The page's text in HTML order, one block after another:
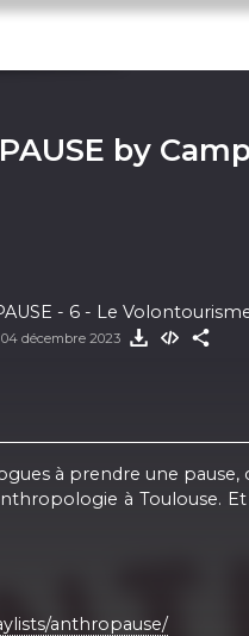
by
- 6 - Le
04 décembre 2023
à prendre une
à Toulouse.
anthropause/